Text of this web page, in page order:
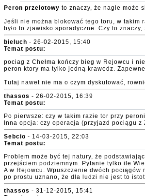
Peron przelotowy to znaczy, że nagle może
Jeśli nie można blokować tego toru, w takim
było to zjawisko sporadyczne. Czy to
bieluch - 26-02-2015, 15:40
Temat postu:
pociag z Chełma kończy bieg w Rejowcu i
peron ktory ma tylko jedną krawedz.
Tutaj nawet nie ma o czym dyskutować,
thassos - 26-02-2015, 16:39
Temat postu:
Po pierwsze: czy w takim razie tor przy
Inna opcja: czy operacja (przyjazd pociągu
Sebcio - 14-03-2015, 22:03
Temat postu:
Problem może być tej natury, że
przejściem podziemnym. Pytanie tylko ile
A w Rejowcu. Wpuszczenie dwóch
po prostu uznano, że dla ludzi nie jest to
thassos - 31-12-2015, 15:41